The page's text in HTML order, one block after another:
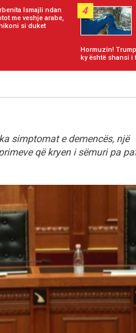
Ismajli ndan
me veshje arabe,
si duket
4
Hormuzin!
ky është shansi i
simptomat e demencës, një
që kryen i sëmuri pa